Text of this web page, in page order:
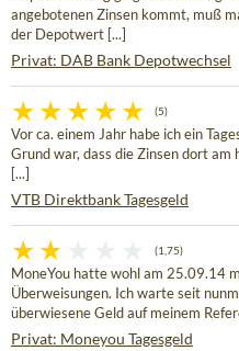
angebotenen Zinsen kommt, muß
der Depotwert [...]
Privat: DAB Bank Depotwechsel
(5)
Vor ca. einem Jahr habe ich ein
Grund war, dass die Zinsen dort
[...]
VTB Direktbank Tagesgeld
(1,75)
MoneYou hatte wohl am 25.09.14
Überweisungen. Ich warte seit
überwiesene Geld auf meinem
Privat: Moneyou Tagesgeld